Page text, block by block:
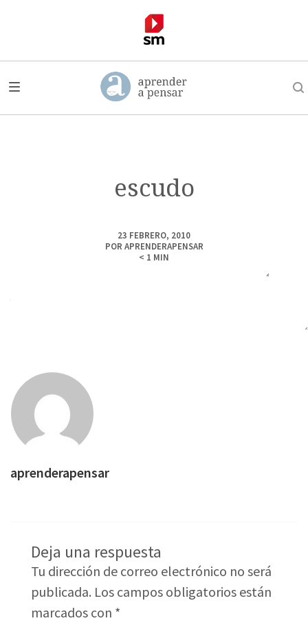
escudo
23 FEBRERO, 2010
POR APRENDERAPENSAR
< 1 MIN
aprenderapensar
Deja una respuesta
Tu dirección de correo electrónico no será
publicada. Los campos obligatorios están
marcados con *